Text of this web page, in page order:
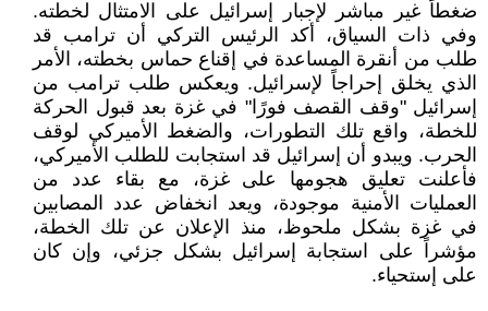
ضغطاً غير مباشر لإجبار إسرائيل على الامتثال لخطته.
وفي ذات السياق، أكد الرئيس التركي أن ترامب قد
طلب من أنقرة المساعدة في إقناع حماس بخطته، الأمر
الذي يخلق إحراجاً لإسرائيل. ويعكس طلب ترامب من
إسرائيل "وقف القصف فورًا" في غزة بعد قبول الحركة
للخطة، واقع تلك التطورات، والضغط الأميركي لوقف
الحرب. ويبدو أن إسرائيل قد استجابت للطلب الأميركي،
فأعلنت تعليق هجومها على غزة، مع بقاء عدد من
العمليات الأمنية موجودة، ويعد انخفاض عدد المصابين
في غزة بشكل ملحوظ، منذ الإعلان عن تلك الخطة،
مؤشراً على استجابة إسرائيل بشكل جزئي، وإن كان
على إستحياء.